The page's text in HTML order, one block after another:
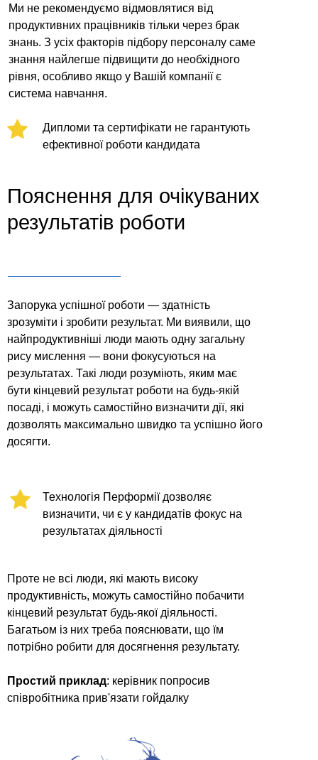
Ми не рекомендуємо відмовлятися від
продуктивних працівників тільки через брак
знань. З усіх факторів підбору персоналу саме
знання найлегше підвищити до необхідного
рівня, особливо якщо у Вашій компанії є
система навчання.
Дипломи та сертифікати не гарантують
ефективної роботи кандидата
Пояснення для очікуваних
результатів роботи
Запорука успішної роботи — здатність
зрозуміти і зробити результат. Ми виявили, що
найпродуктивніші люди мають одну загальну
рису мислення — вони фокусуються на
результатах. Такі люди розуміють, яким має
бути кінцевий результат роботи на будь-якій
посаді, і можуть самостійно визначити дії, які
дозволять максимально швидко та успішно його
досягти.
Проте не всі люди, які мають високу
продуктивність, можуть самостійно побачити
кінцевий результат будь-якої діяльності.
Багатьом із них треба пояснювати, що їм
потрібно робити для досягнення результату.
Простий приклад: керівник попросив
співробітника прив'язати гойдалку
Технологія Перформії дозволяє
визначити, чи є у кандидатів фокус на
результатах діяльності